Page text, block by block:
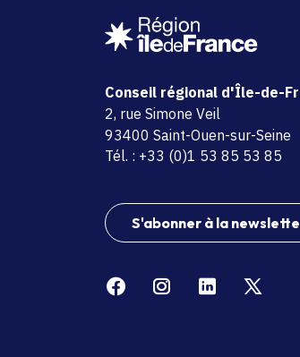
Conseil régional d'Île-de-
adresse
2, rue Simone Veil
code postal et commune
93400 Saint-Ouen-sur-Seine
Tél. : +33 (0)1 53 85 53 85
S'abonner à la
FacebookInstagramLinkedin